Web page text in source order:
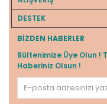
DESTEK
BIZDEN HABERLER
Bültenimize Üye Olun !
Haberiniz Olsun !